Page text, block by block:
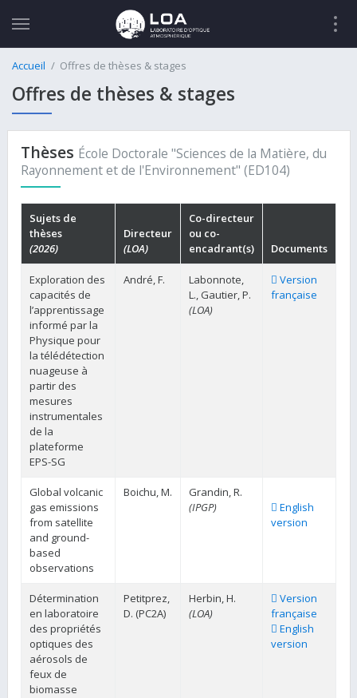
Accueil Offres de thèses & stages
Offres de thèses & stages
Thèses École Doctorale "Sciences de la Matière, du
Rayonnement et de l'Environnement" (ED104)
Sujets de
thèses
(2026)
Directeur
(LOA)
Co-directeur
ou co-
encadrant(s)
Documents
Exploration des
capacités de
l’apprentissage
informé par la
Physique pour
la télédétection
nuageuse à
partir des
mesures
instrumentales
de la
plateforme
EPS-SG
André, F.
Labonnote,
L., Gautier, P.
(LOA)
Version
française
Global volcanic
gas emissions
from satellite
and ground-
based
observations
Boichu, M.
Grandin, R.
(IPGP)
English
version
Détermination
en laboratoire
des propriétés
optiques des
aérosols de
feux de
biomasse
Petitprez,
D. (PC2A)
Herbin, H.
(LOA)
Version
française
English
version